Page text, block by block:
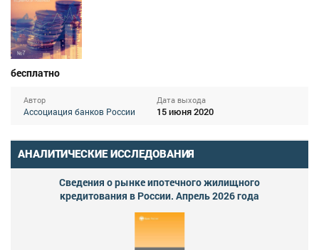
бесплатно
Автор
Ассоциация банков России
Дата выхода
15 июня 2020
АНАЛИТИЧЕСКИЕ ИССЛЕДОВАНИЯ
Сведения о рынке ипотечного жилищного
кредитования в России. Апрель 2026 года